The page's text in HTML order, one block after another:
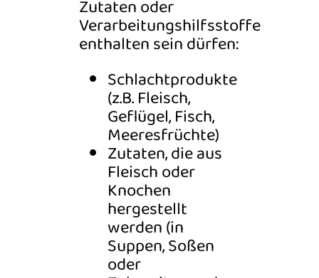
Zutaten oder
Verarbeitungshilfsstoffe
enthalten sein dürfen:
Schlachtprodukte
(z.B. Fleisch,
Geflügel, Fisch,
Meeresfrüchte)
Zutaten, die aus
Fleisch oder
Knochen
hergestellt
werden (in
Suppen, Soßen
oder